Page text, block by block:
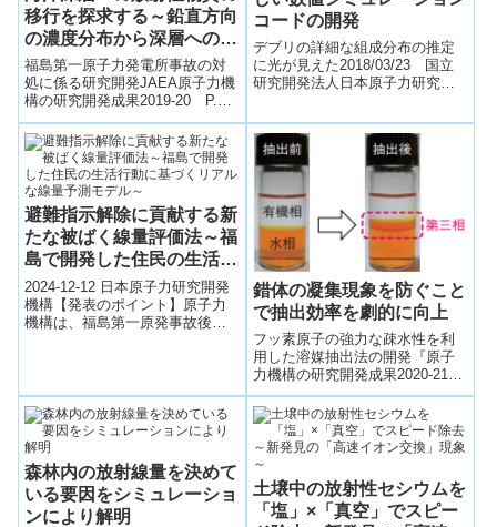
移行を探求する～鉛直方向
の濃度分布から深層への沈
み込みを解明～
福島第一原子力発電所事故の対
処に係る研究開発JAEA原子力機
構の研究開発成果2019-20 P.25
東京電力福島第一原子力発電所
（1F）事故により、放射性物質
が...
コードの開発
デブリの詳細な組成分布の推定
に光が見えた2018/03/23 国立
研究開発法人日本原子力研究開
溶融事故における炉内構造物、
核燃料の...
避難指示解除に貢献する新
たな被ばく線量評価法～福
島で開発した住民の生活行
動に基づくリアルな線量予
測モデル～
2024-12-12 日本原子力研究開発
機構【発表のポイント】原子力
機構は、福島第一原発事故後の
錯体の凝集現象を防ぐこと
で抽出効率を劇的に向上
フッ素原子の強力な疎水性を利
用した溶媒抽出法の開発『原子
力機構の研究開発成果2020-21』
P.41図3-4 第三相の生成例抽出
前は有機相と水相の二相である
が、...
森林内の放射線量を決めて
いる要因をシミュレーショ
ンにより解明
土壌中の放射性セシウムを
「塩」×「真空」でスピー